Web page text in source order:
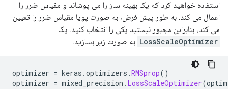
استفاده خواهید کرد که یک بهینه ساز را می پوشاند و مقیاس ضرر را
اعمال می کند. به طور پیش فرض، به صورت پویا مقیاس ضرر را تعیین
می کند، بنابراین مجبور نیستید یکی را انتخاب کنید. یک
LossScaleOptimizer به صورت زیر بسازید.
optimizer = keras .optimizers .RMSprop()
optimizer = mixed_precision . LossScaleOptimizer(